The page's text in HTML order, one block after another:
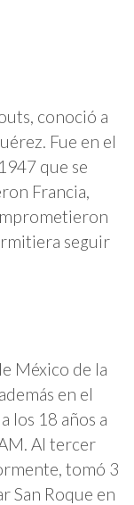
conoció a
Fue en el
que se
Francia,
seguir
México de la
en el
los 18 años a
Al tercer
tomó 3
San Roque en